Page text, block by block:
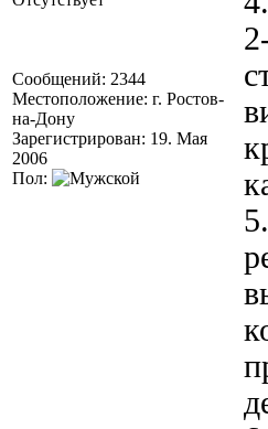
Сообщений: 2344
Местоположение: г. Ростов-
на-Дону
Зарегистрирован: 19. Мая
2006
Пол: